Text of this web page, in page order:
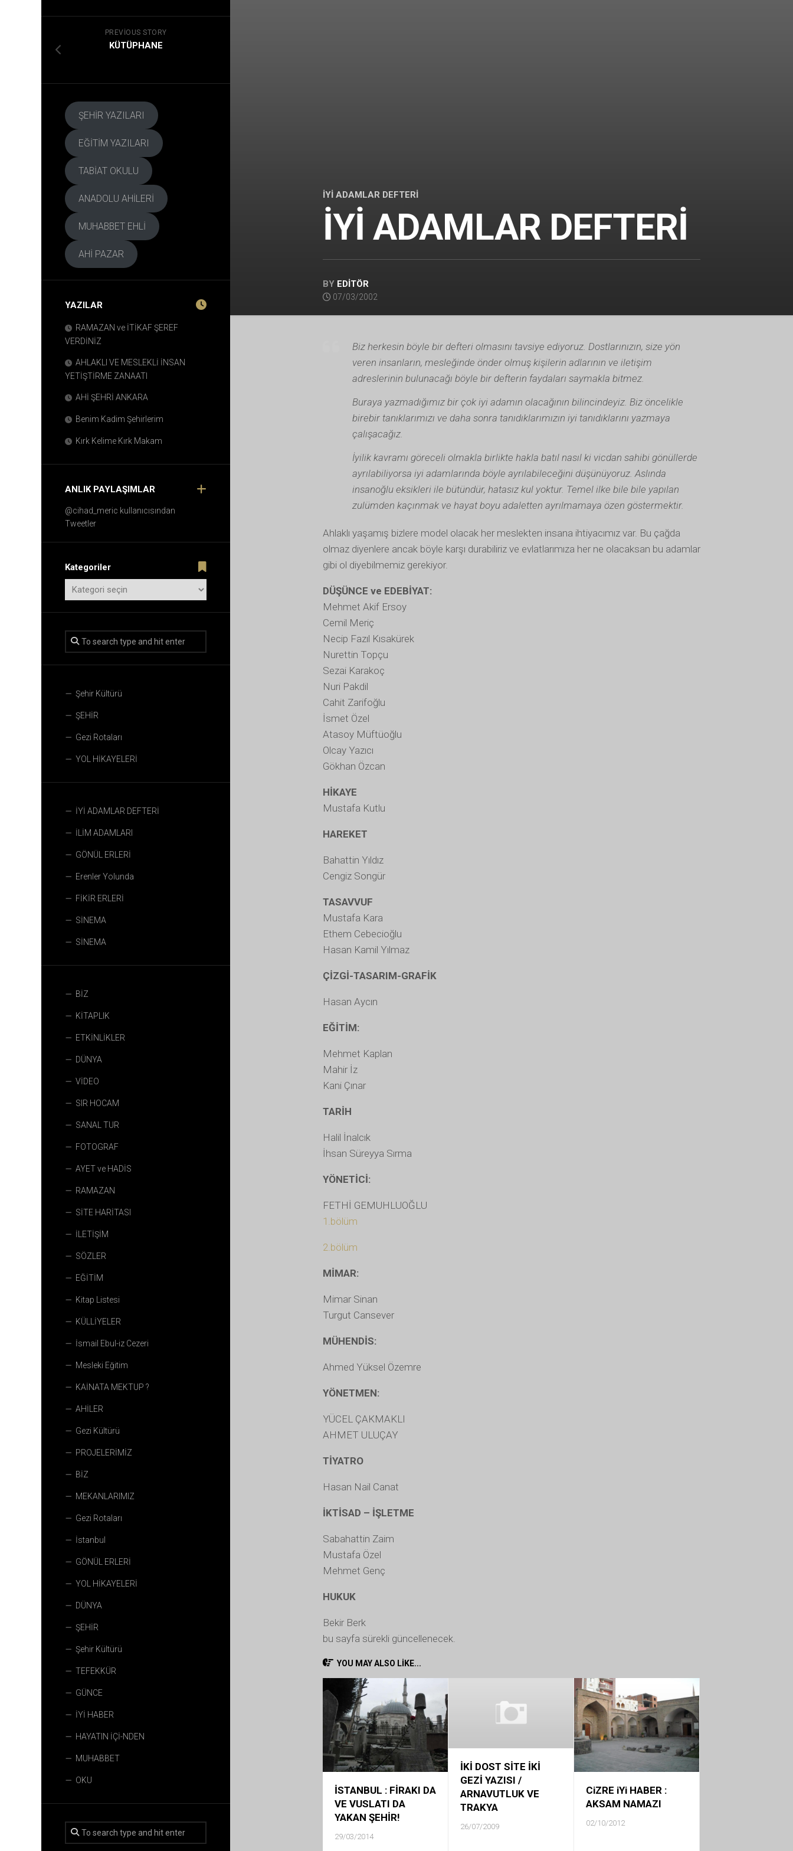
İYI ADAMLAR DEFTERI
İYİ ADAMLAR DEFTERİ
BY EDİTÖR
07/03/2002
Biz herkesin böyle bir defteri olmasını tavsiye ediyoruz. Dostlarınızın, size yön
veren insanların, mesleğinde önder olmuş kişilerin adlarının ve iletişim
adreslerinin bulunacağı böyle bir defterin faydaları saymakla bitmez.
Buraya yazmadığımız bir çok iyi adamın olacağının bilincindeyiz. Biz öncelikle
birebir tanıklarımızı ve daha sonra tanıdıklarımızın iyi tanıdıklarını yazmaya
çalışacağız.
İyilik kavramı göreceli olmakla birlikte hakla batıl nasıl ki vicdan sahibi gönüllerde
ayrılabiliyorsa iyi adamlarında böyle ayrılabileceğini düşünüyoruz. Aslında
insanoğlu eksikleri ile bütündür, hatasız kul yoktur. Temel ilke bile bile yapılan
zulümden kaçınmak ve hayat boyu adaletten ayrılmamaya özen göstermektir.
Ahlaklı yaşamış bizlere model olacak her meslekten insana ihtiyacımız var. Bu çağda
olmaz diyenlere ancak böyle karşı durabiliriz ve evlatlarımıza her ne olacaksan bu adamlar
gibi ol diyebilmemiz gerekiyor.
DÜŞÜNCE ve EDEBİYAT:
Mehmet Akif Ersoy
Cemil Meriç
Necip Fazıl Kısakürek
Nurettin Topçu
Sezai Karakoç
Nuri Pakdil
Cahit Zarifoğlu
İsmet Özel
Atasoy Müftüoğlu
Olcay Yazıcı
Gökhan Özcan
HİKAYE
Mustafa Kutlu
HAREKET
Bahattin Yıldız
Cengiz Songür
TASAVVUF
Mustafa Kara
Ethem Cebecioğlu
Hasan Kamil Yılmaz
ÇİZGİ-TASARIM-GRAFİK
Hasan Aycın
EĞİTİM:
Mehmet Kaplan
Mahir İz
Kani Çınar
TARİH
Halil İnalcık
İhsan Süreyya Sırma
YÖNETİCİ:
FETHİ GEMUHLUOĞLU
1.bölüm
2.bölüm
MİMAR:
Mimar Sinan
Turgut Cansever
MÜHENDİS:
Ahmed Yüksel Özemre
YÖNETMEN:
YÜCEL ÇAKMAKLI
AHMET ULUÇAY
TİYATRO
Hasan Nail Canat
İKTİSAD – İŞLETME
Sabahattin Zaim
Mustafa Özel
Mehmet Genç
HUKUK
Bekir Berk
bu sayfa sürekli güncellenecek.
YOU MAY ALSO LIKE...
İSTANBUL : FİRAKI DA
VE VUSLATI DA
YAKAN ŞEHİR!
29/03/2014
İKİ DOST SİTE İKİ
GEZİ YAZISI /
ARNAVUTLUK VE
TRAKYA
26/07/2009
CiZRE iYi HABER :
AKSAM NAMAZI
02/10/2012
PREVIOUS STORY
KÜTÜPHANE
ŞEHİR YAZILARI
EĞİTİM YAZILARI
TABİAT OKULU
ANADOLU AHİLERİ
MUHABBET EHLİ
AHİ PAZAR
YAZILAR
RAMAZAN ve İTİKAF ŞEREF
VERDİNİZ
AHLAKLI VE MESLEKLİ İNSAN
YETİŞTİRME ZANAATI
AHİ ŞEHRİ ANKARA
Benim Kadim Şehirlerim
Kırk Kelime Kırk Makam
ANLIK PAYLAŞIMLAR
@cihad_meric kullanıcısından
Tweetler
Kategoriler
Şehir Kültürü
ŞEHİR
Gezi Rotaları
YOL HİKAYELERİ
İYİ ADAMLAR DEFTERİ
İLİM ADAMLARI
GÖNÜL ERLERİ
Erenler Yolunda
FİKİR ERLERİ
SİNEMA
SİNEMA
BİZ
KİTAPLIK
ETKİNLİKLER
DÜNYA
VİDEO
SIR HOCAM
SANAL TUR
FOTOGRAF
AYET ve HADİS
RAMAZAN
SİTE HARİTASI
İLETİŞİM
SÖZLER
EĞİTİM
Kitap Listesi
KÜLLİYELER
İsmail Ebul-iz Cezeri
Mesleki Eğitim
KAİNATA MEKTUP ?
AHİLER
Gezi Kültürü
PROJELERİMİZ
BİZ
MEKANLARIMIZ
Gezi Rotaları
İstanbul
GÖNÜL ERLERİ
YOL HİKAYELERİ
DÜNYA
ŞEHİR
Şehir Kültürü
TEFEKKÜR
GÜNCE
İYİ HABER
HAYATIN İÇİ-NDEN
MUHABBET
OKU